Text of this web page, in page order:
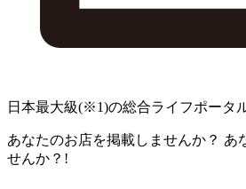
日本最大級(※1)の総合ライフポータ
あなたのお店を掲載しませんか？ あ
せんか？!